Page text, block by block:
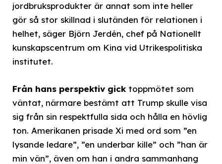
jordbruksprodukter är annat som inte heller
gör så stor skillnad i slutänden för relationen i
helhet, säger Björn Jerdén, chef på Nationellt
kunskapscentrum om Kina vid Utrikespolitiska
institutet.
Från hans perspektiv gicktoppmötet som
väntat, närmare bestämt att Trump skulle visa
sig från sin respektfulla sida och hålla en hövlig
ton. Amerikanen prisade Xi med ord som ”en
lysande ledare”, ”en underbar kille” och ”han är
min vän”, även om han i andra sammanhang